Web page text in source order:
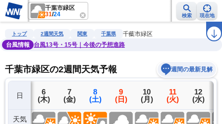
千葉市緑区
31/24 検索 現在地
雨雲レーダー 台風情報 地震情報 警報・注意報 ラ
トップ 2週間天気 関東 千葉県
千葉市緑区
台風情報
台風13号・15号｜今後の予想進路
千葉市緑区の2週間天気予報 週間の最新見解
日
天気
5
(水)
6
(木)
7
(金)
8
(土)
9
(日)
10
(月)
11
(火)
12
(水)